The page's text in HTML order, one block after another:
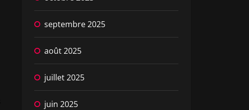
septembre 2025
août 2025
juillet 2025
juin 2025